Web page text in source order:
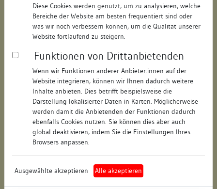
Diese Cookies werden genutzt, um zu analysieren, welche
Bereiche der Website am besten frequentiert sind oder
was wir noch verbessern können, um die Qualität unserer
Website fortlaufend zu steigern.
Funktionen von Drittanbietenden
Wenn wir Funktionen anderer Anbieter:innen auf der
Website integrieren, können wir Ihnen dadurch weitere
Inhalte anbieten. Dies betrifft beispielsweise die
Darstellung lokalisierter Daten in Karten. Möglicherweise
werden damit die Anbietenden der Funktionen dadurch
ebenfalls Cookies nutzen. Sie können dies aber auch
global deaktivieren, indem Sie die Einstellungen Ihres
Browsers anpassen.
Ausgewählte akzeptieren Alle akzeptieren
Straße: Katzgasse
Hausnummer: 2
Postleitzahl: 78462
Stadt-Teilort: Konstanz
Regierungsbezirk: Freiburg
Konstanz (Landkreis)
Wohnplatzschlüssel: 8335043012
Flurstücknummer: 121
Historischer Straßenname: keiner